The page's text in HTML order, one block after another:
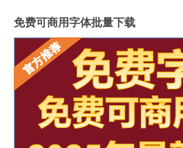
免费可商用字体批量下载